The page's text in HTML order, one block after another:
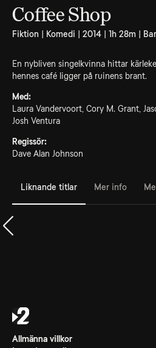
Coffee Shop
Fiktion | Komedi | 2014 | 1h 28m |
En nybliven singelkvinna hittar
hennes café ligger på ruinens brant.
Med:
Laura Vandervoort, Cory M. Grant,
Josh Ventura
Regissör:
Dave Alan Johnson
Liknande titlar Mer info
Allmänna villkor